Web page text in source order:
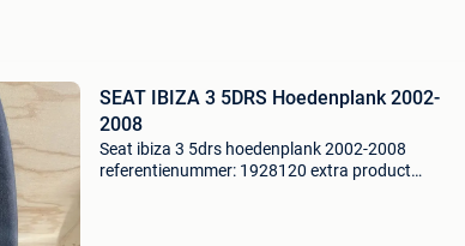
SEAT IBIZA 3 5DRS Hoedenplank 2002-
2008
Seat ibiza 3 5drs hoedenplank 2002-2008
referentienummer: 1928120 extra product